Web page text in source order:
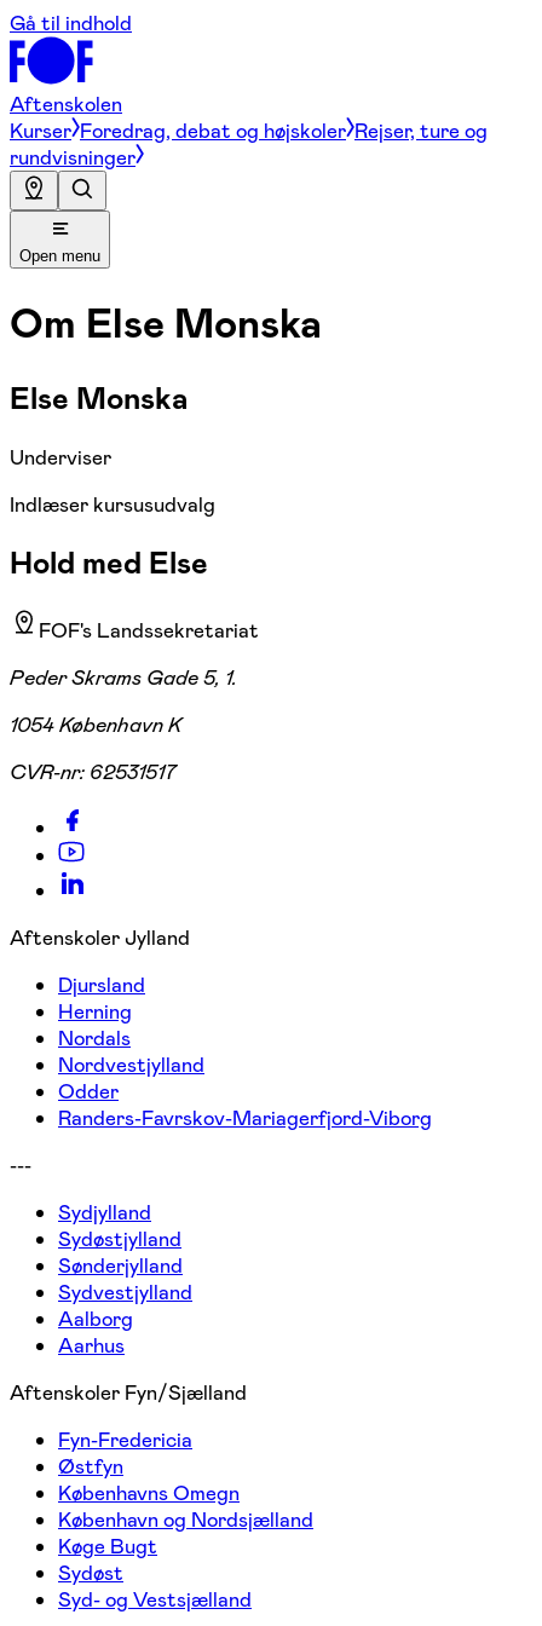
Gå til indhold
Aftenskolen
Kurser Foredrag, debat og højskoler Rejser, ture og
rundvisninger
Open menu
Om Else Monska
Else Monska
Underviser
Indlæser kursusudvalg
Hold med Else
FOF's Landssekretariat
Peder Skrams Gade 5, 1.
1054 København K
CVR-nr: 62531517
Aftenskoler Jylland
Djursland
Herning
Nordals
Nordvestjylland
Odder
Randers-Favrskov-Mariagerfjord-Viborg
---
Sydjylland
Sydøstjylland
Sønderjylland
Sydvestjylland
Aalborg
Aarhus
Aftenskoler Fyn/Sjælland
Fyn-Fredericia
Østfyn
Københavns Omegn
København og Nordsjælland
Køge Bugt
Sydøst
Syd- og Vestsjælland